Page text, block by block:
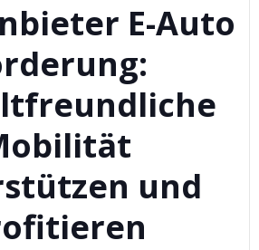
E-Auto
und